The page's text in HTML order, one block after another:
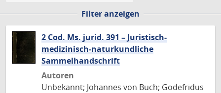
Filter anzeigen
2 Cod. Ms. jurid. 391 – Juristisch-
medizinisch-naturkundliche
Sammelhandschrift
Autoren
Unbekannt; Johannes von Buch; Godefridus